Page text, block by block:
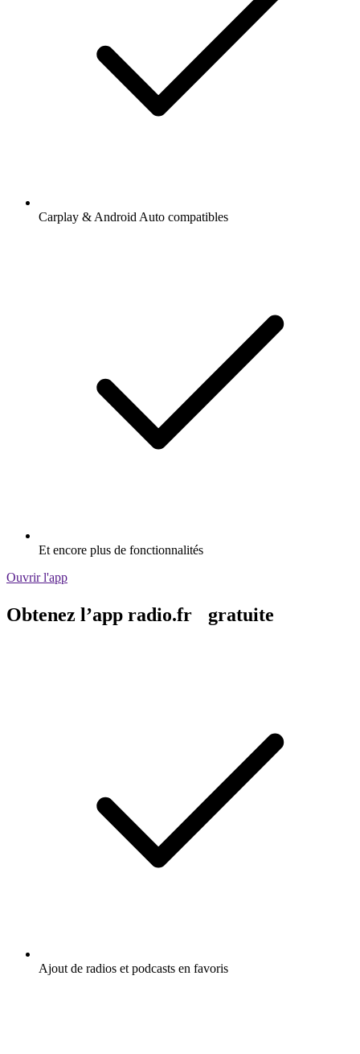
Carplay & Android Auto compatibles
Et encore plus de fonctionnalités
Ouvrir l'app
Obtenez l’app radio.fr gratuite
Ajout de radios et podcasts en favoris